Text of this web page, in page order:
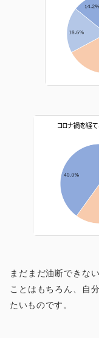
まだまだ油断できな
ことはもちろん、自
たいものです。